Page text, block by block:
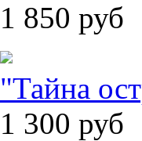
1 850 руб
"Тайна
1 300 руб